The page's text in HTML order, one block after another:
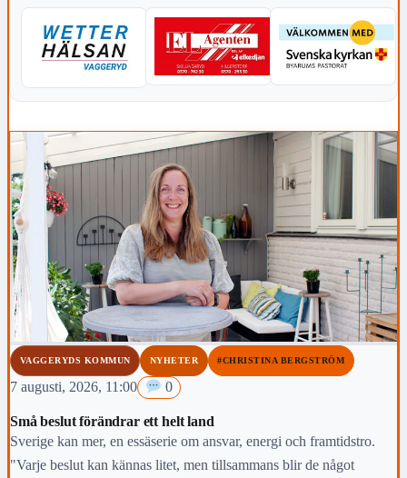
VAGGERYDS KOMMUN NYHETER #CHRISTINA BERGSTRÖM
7 augusti, 2026, 11:00 0
Små beslut förändrar ett helt land
Sverige kan mer, en essäserie om ansvar, energi och framtidstro.
"Varje beslut kan kännas litet, men tillsammans blir de något